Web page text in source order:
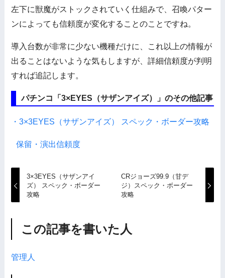
左下に獣魔がストックされていく仕組みで、召喚パター
ンによっても信頼度が変化することのことですね。
導入台数が非常に少ない機種だけに、これ以上の情報が
出ることはないような気もしますが、詳細信頼度が判明
すれば追記します。
パチンコ「3×EYES（サザンアイズ）」のその他記事
・3×3EYES（サザンアイズ） スペック・ボーダー攻略
保留・演出信頼度
3×3EYES（サザンアイ
ズ） スペック・ボーダー
攻略
CRジョーズ99.9（甘デ
ジ）スペック・ボーダー
攻略
この記事を書いた人
管理人